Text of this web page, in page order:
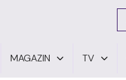
MAGAZIN TV